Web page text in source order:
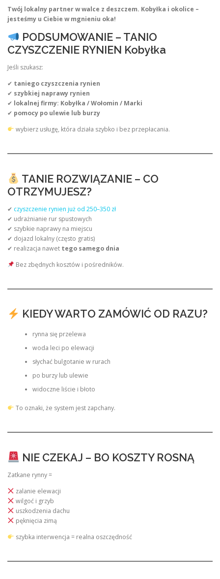
Twój lokalny partner w walce z deszczem. Kobyłka i okolice –
jesteśmy u Ciebie w mgnieniu oka!
PODSUMOWANIE – TANIO
CZYSZCZENIE RYNIEN Kobyłka
Jeśli szukasz:
✔ taniego czyszczenia rynien
✔ szybkiej naprawy rynien
✔ lokalnej firmy: Kobyłka / Wołomin / Marki
✔ pomocy po ulewie lub burzy
wybierz usługę, która działa szybko i bez przepłacania.
TANIE ROZWIĄZANIE – CO
OTRZYMUJESZ?
✔ czyszczenie rynien już od 250–350 zł
✔ udrażnianie rur spustowych
✔ szybkie naprawy na miejscu
✔ dojazd lokalny (często gratis)
✔ realizacja nawet tego samego dnia
Bez zbędnych kosztów i pośredników.
KIEDY WARTO ZAMÓWIĆ OD RAZU?
rynna się przelewa
woda leci po elewacji
słychać bulgotanie w rurach
po burzy lub ulewie
widoczne liście i błoto
To oznaki, że system jest zapchany.
NIE CZEKAJ – BO KOSZTY ROSNĄ
Zatkane rynny =
zalanie elewacji
wilgoć i grzyb
uszkodzenia dachu
pęknięcia zimą
szybka interwencja = realna oszczędność